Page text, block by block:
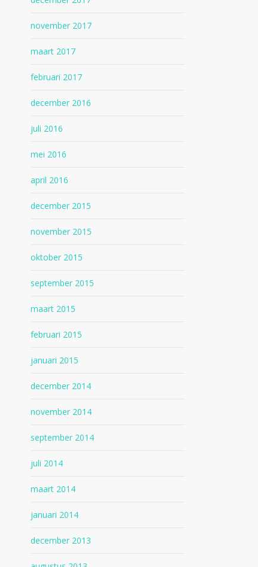
november 2017
maart 2017
februari 2017
december 2016
juli 2016
mei 2016
april 2016
december 2015
november 2015
oktober 2015
september 2015
maart 2015
februari 2015
januari 2015
december 2014
november 2014
september 2014
juli 2014
maart 2014
januari 2014
december 2013